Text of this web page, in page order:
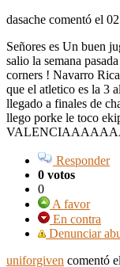
dasache comentó el
Señores es Un buen
salio la semana
corners ! Navarro
que el atletico es la 3
llegado a finales de
llego porke le toco
Responder
0 votos
0
A favor
En contra
Denunciar
uniforgiven comentó